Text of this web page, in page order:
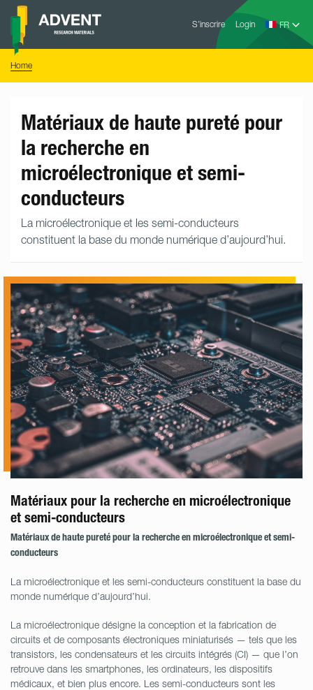
Skip
content
S’inscrire Login
Advent
Home
Matériaux de haute pureté pour
la recherche en
microélectronique et semi-
conducteurs
La microélectronique et les semi-conducteurs
constituent la base du monde numérique d’aujourd’hui.
Matériaux pour la recherche en microélectronique
et semi-conducteurs
Matériaux de haute pureté pour la recherche en microélectronique et semi-
conducteurs
La microélectronique et les semi-conducteurs constituent la base du
monde numérique d’aujourd’hui.
La microélectronique désigne la conception et la fabrication de
circuits et de composants électroniques miniaturisés — tels que les
transistors, les condensateurs et les circuits intégrés (CI) — que l’on
retrouve dans les smartphones, les ordinateurs, les dispositifs
médicaux, et bien plus encore. Les semi-conducteurs sont les